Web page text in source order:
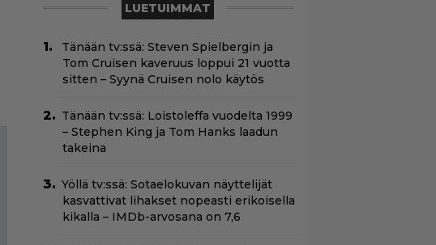
LUETUIMMAT
Tänään tv:ssä: Steven Spielbergin ja
Tom Cruisen kaveruus loppui 21 vuotta
sitten – Syynä Cruisen nolo käytös
Tänään tv:ssä: Loistoleffa vuodelta 1999
– Stephen King ja Tom Hanks laadun
takeina
Yöllä tv:ssä: Sotaelokuvan näyttelijät
kasvattivat lihakset nopeasti erikoisella
kikalla – IMDb-arvosana on 7,6